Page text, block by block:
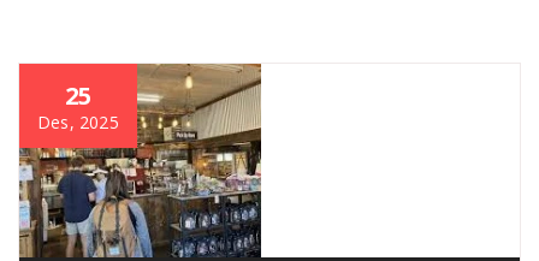
25
Des, 2025